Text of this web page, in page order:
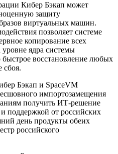
Кибер Бэкап может
защиту
виртуальных машин.
позволяет системе
копирование всех
уровне ядра системы
быстрое восстановление любых
сбоя.
Бэкап и SpaceVM
импортозамещения
получить ИТ-решение
поддержкой от российских
день продукты обеих
российского